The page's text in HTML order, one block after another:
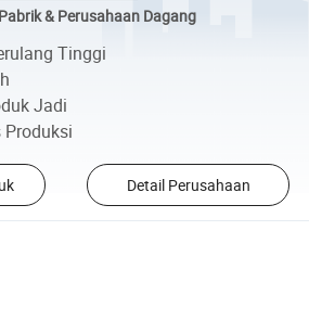
& Perusahaan Dagang
Tinggi
Jadi
Detail Perusahaan